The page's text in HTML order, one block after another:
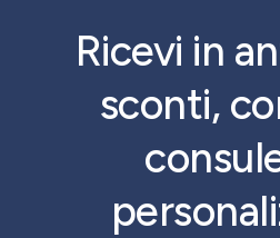
Ricevi in
sconti,